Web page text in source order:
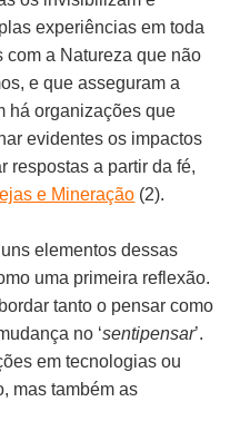
experiências em toda
a Natureza que não
e que asseguram a
há organizações que
evidentes os impactos
respostas a partir da fé,
e Mineração (2).
elementos dessas
uma primeira reflexão.
tanto o pensar como
no ‘sentipensar’.
em tecnologias ou
mas também as